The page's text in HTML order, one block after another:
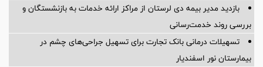
بازدید مدیر بیمه دی لرستان از مراکز ارائه خدمات به بازنشستگان و
بررسی روند خدمت‌رسانی
تسهیلات درمانی بانک تجارت برای تسهیل جراحی‌های چشم در
بیمارستان نور اسفندیار